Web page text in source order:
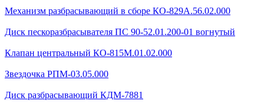
Механизм разбрасывающий в сборе КО-829А.56.02.000
Диск пескоразбрасывателя ПС 90-52.01.200-01 вогнутый
Клапан центральный КО-815М.01.02.000
Звездочка РПМ-03.05.000
Диск разбрасывающий КДМ-7881